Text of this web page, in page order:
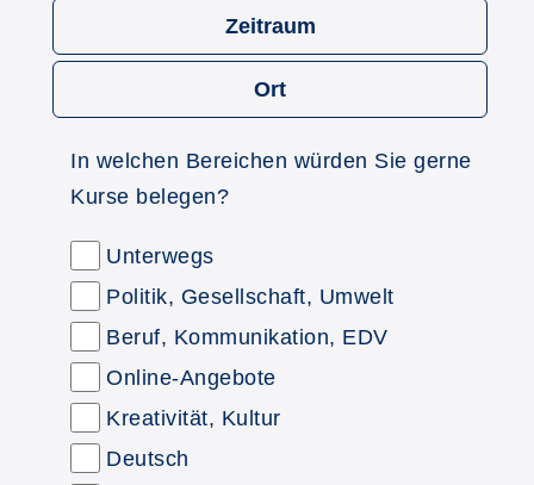
Zeitraum
Ort
In welchen Bereichen würden Sie gerne
Kurse belegen?
Unterwegs
Politik, Gesellschaft, Umwelt
Beruf, Kommunikation, EDV
Online-Angebote
Kreativität, Kultur
Deutsch